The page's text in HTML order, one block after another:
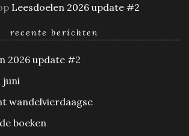
Leesdoelen 2026 update #2
recente berichten
2026 update #2
juni
wandelvierdaagse
boeken